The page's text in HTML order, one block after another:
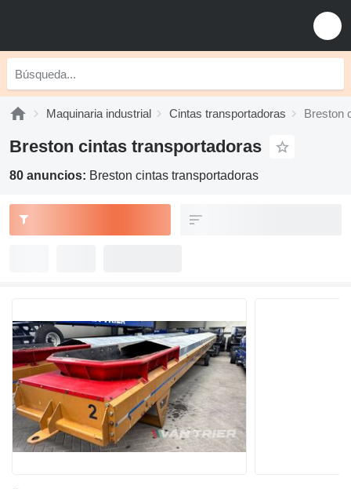
Maquinaria industrial Cintas transportadoras Breston
Breston cintas transportadoras
80 anuncios: Breston cintas transportadoras